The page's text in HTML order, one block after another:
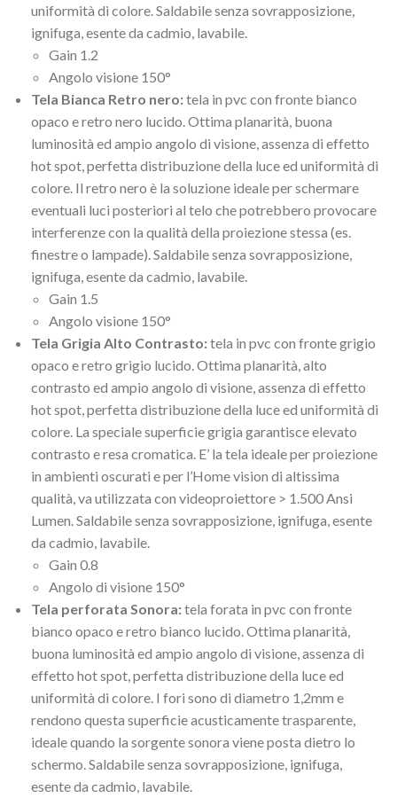
uniformità di colore. Saldabile senza sovrapposizione,
ignifuga, esente da cadmio, lavabile.
Gain 1.2
Angolo visione 150°
Tela Bianca Retro nero:tela in pvc con fronte bianco
opaco e retro nero lucido. Ottima planarità, buona
luminosità ed ampio angolo di visione, assenza di effetto
hot spot, perfetta distribuzione della luce ed uniformità di
colore. Il retro nero è la soluzione ideale per schermare
eventuali luci posteriori al telo che potrebbero provocare
interferenze con la qualità della proiezione stessa (es.
finestre o lampade). Saldabile senza sovrapposizione,
ignifuga, esente da cadmio, lavabile.
Gain 1.5
Angolo visione 150°
Tela Grigia Alto Contrasto:tela in pvc con fronte grigio
opaco e retro grigio lucido. Ottima planarità, alto
contrasto ed ampio angolo di visione, assenza di effetto
hot spot, perfetta distribuzione della luce ed uniformità di
colore. La speciale superficie grigia garantisce elevato
contrasto e resa cromatica. E’ la tela ideale per proiezione
in ambienti oscurati e per l’Home vision di altissima
qualità, va utilizzata con videoproiettore > 1.500 Ansi
Lumen. Saldabile senza sovrapposizione, ignifuga, esente
da cadmio, lavabile.
Gain 0.8
Angolo di visione 150°
Tela perforata Sonora:tela forata in pvc con fronte
bianco opaco e retro bianco lucido. Ottima planarità,
buona luminosità ed ampio angolo di visione, assenza di
effetto hot spot, perfetta distribuzione della luce ed
uniformità di colore. I fori sono di diametro 1,2mm e
rendono questa superficie acusticamente trasparente,
ideale quando la sorgente sonora viene posta dietro lo
schermo. Saldabile senza sovrapposizione, ignifuga,
esente da cadmio, lavabile.